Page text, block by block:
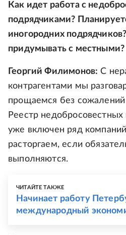
Как идет работа с
подрядчиками?
иногородних
придумывать с местными?
Георгий Филимонов: С
контрагентами мы
прощаемся без
Реестр недобросовестных
уже включен ряд
расторгаем, если
выполняются.
ЧИТАЙТЕ ТАКЖЕ
Начинает работу
международный